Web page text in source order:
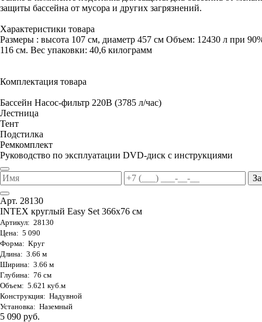
защиты бассейна от мусора и других загрязнений.
Характеристики товара
Размеры : высота 107 см, диаметр 457 см Объем: 12430 л при
116 см. Вес упаковки: 40,6 килограмм
Комплектация товара
Бассейн Насос-фильтр 220В (3785 л/час)
Лестница
Тент
Подстилка
Ремкомплект
Руководство по эксплуатации DVD-диск с инструкциями
Арт. 28130
INTEX круглый Easy Set 366х76 см
Артикул: 28130
Цена: 5 090
Форма: Круг
Длина: 3.66 м
Ширина: 3.66 м
Глубина: 76 см
Объем: 5.621 куб.м
Конструкция: Надувной
Установка: Наземный
5 090 руб.